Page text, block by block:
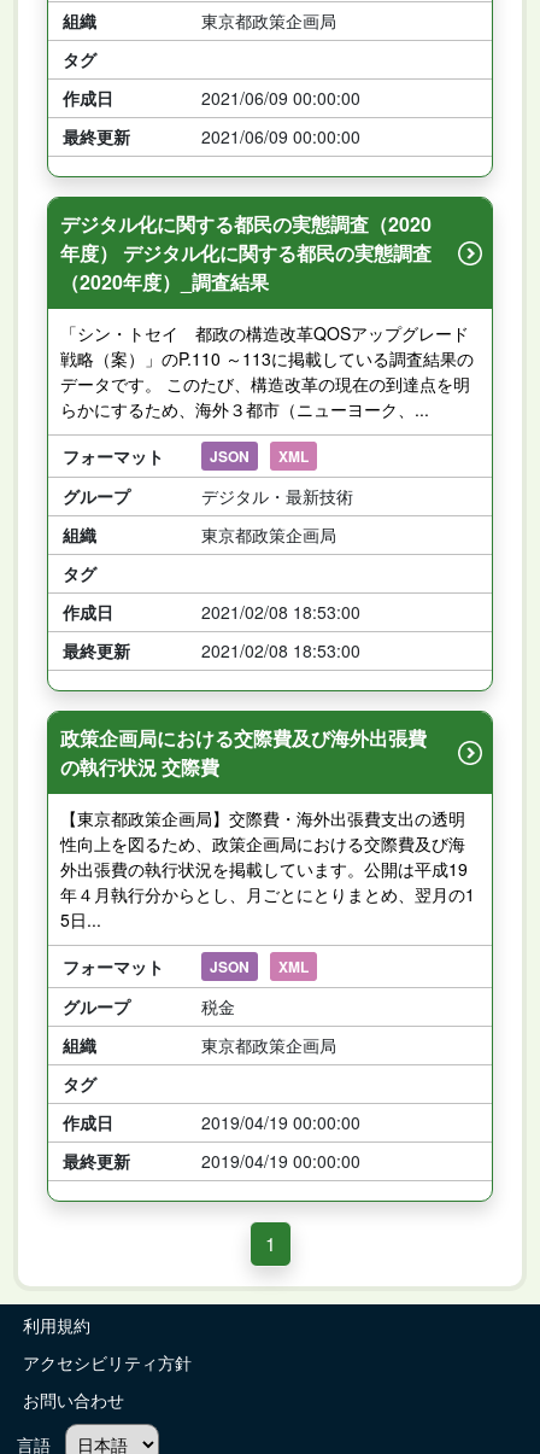
組織
東京都政策企画局
タグ
作成日
2021/06/09 00:00:00
最終更新
2021/06/09 00:00:00
デジタル化に関する都民の実態調査（2020
年度） デジタル化に関する都民の実態調査
（2020年度）_調査結果
「シン・トセイ 都政の構造改革QOSアップグレード
戦略（案）」のP.110 ～113に掲載している調査結果の
データです。 このたび、構造改革の現在の到達点を明
らかにするため、海外３都市（ニューヨーク、...
フォーマット
JSON XML
グループ
デジタル・最新技術
組織
東京都政策企画局
タグ
作成日
2021/02/08 18:53:00
最終更新
2021/02/08 18:53:00
政策企画局における交際費及び海外出張費
の執行状況 交際費
【東京都政策企画局】交際費・海外出張費支出の透明
性向上を図るため、政策企画局における交際費及び海
外出張費の執行状況を掲載しています。公開は平成19
年４月執行分からとし、月ごとにとりまとめ、翌月の1
5日...
フォーマット
JSON XML
グループ
税金
組織
東京都政策企画局
タグ
作成日
2019/04/19 00:00:00
最終更新
2019/04/19 00:00:00
1
利用規約
アクセシビリティ方針
お問い合わせ
言語